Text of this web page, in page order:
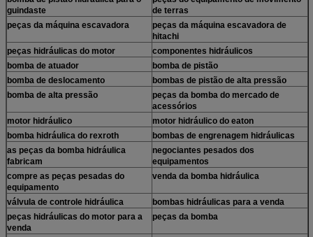
guindaste
de terras
peças da máquina escavadora
peças da máquina escavadora de
hitachi
peças hidráulicas do motor
componentes hidráulicos
bomba de atuador
bomba de pistão
bomba de deslocamento
bombas de pistão de alta pressão
bomba de alta pressão
peças da bomba do mercado de
acessórios
motor hidráulico
motor hidráulico do eaton
bomba hidráulica do rexroth
bombas de engrenagem hidráulicas
as peças da bomba hidráulica
fabricam
negociantes pesados dos
equipamentos
compre as peças pesadas do
equipamento
venda da bomba hidráulica
válvula de controle hidráulica
bombas hidráulicas para a venda
peças hidráulicas do motor para a
venda
peças da bomba